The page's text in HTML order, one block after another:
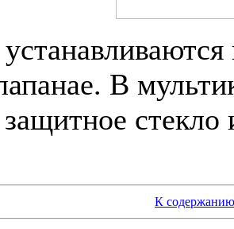
В
стекло
К содержанию